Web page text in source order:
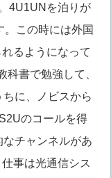
4U1UNを泊りが
この時には外国
るようになって
書で勉強して、
に、ノビスから
のコールを得
チャンネルがあ
事は光通信シス